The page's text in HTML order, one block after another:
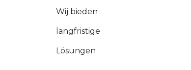
Wij bieden
langfristige
Lösungen